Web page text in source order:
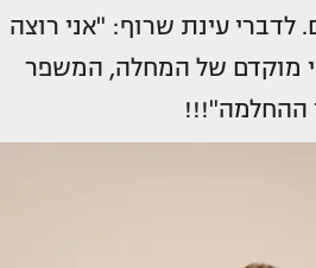
לדברי עינת שרוף: "אני רוצה
מוקדם של המחלה, המשפר
ההחלמה"!!!